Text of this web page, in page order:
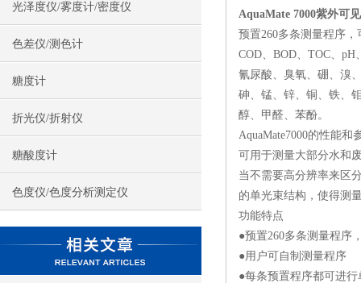
光泽度仪/雾度计/密度仪
色差仪/测色计
糖度计
折光仪/折射仪
糖酸度计
色度仪/色度分析测定仪
AquaMate 7000紫外可
预置260多条测量程序
COD、BOD、TOC、
氰尿酸、臭氧、硼、溴
砷、锰、锌、铜、铁、
醇、甲醛、苯酚。
AquaMate7000的性能
可用于测量大部分水和
当不需要高分辨率来区
的单光束结构，使得测
功能特点
●预置260多条测量程序
●用户可自制测量程序
●每条预置程序都可进